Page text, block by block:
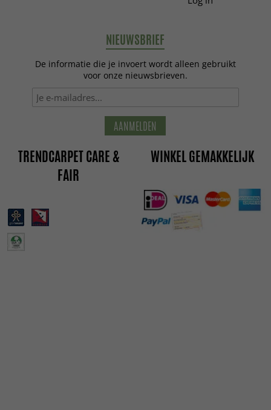
NIEUWSBRIEF
De informatie die je invoert wordt alleen gebruikt
voor onze nieuwsbrieven.
AANMELDEN
TRENDCARPET CARE &
FAIR
WINKEL GEMAKKELIJK